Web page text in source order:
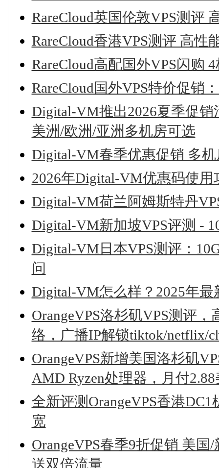
RareCloud英国伦敦VPS测评
RareCloud香港VPS测评 高性
RareCloud高配国外VPS闪购
RareCloud国外VPS特价促销
Digital-VM推出2026夏季促销
美洲/欧洲/亚洲多机房可选
Digital-VM春季优惠促销 多
2026年Digital-VM优惠码使
Digital-VM荷兰阿姆斯特丹
Digital-VM新加坡VPS评测 -
Digital-VM日本VPS测评：
问
Digital-VM怎么样？2025年
OrangeVPS洛杉矶VPS测评
络，广播IP解锁tiktok/netflix/
OrangeVPS新增美国洛杉矶
AMD Ryzen处理器，月付
全新评测OrangeVPS香港
宽
OrangeVPS春季9折促销 美
送双倍流量